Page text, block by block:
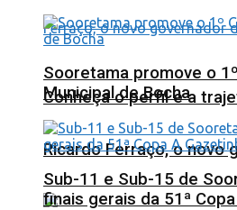
Conheça o perfil e a
Ricardo Ferraço, o novo
Sooretama promove o
Municipal de Bocha
Sub-11 e Sub-15 de
finais gerais da 51ª